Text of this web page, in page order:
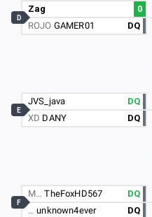
Zag
0
ROJO GAMER01 DQ
D
JVS_java
DQ
XD DANY DQ
E
M…TheFoxHD567
DQ
…unknown4ever DQ
F